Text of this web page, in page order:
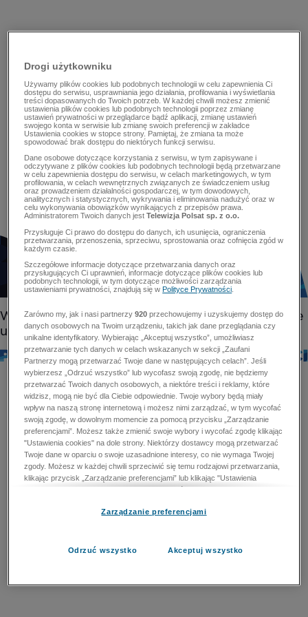
Drogi użytkowniku
Używamy plików cookies lub podobnych technologii w celu zapewnienia Ci
dostępu do serwisu, usprawniania jego działania, profilowania i wyświetlania
treści dopasowanych do Twoich potrzeb. W każdej chwili możesz zmienić
ustawienia plików cookies lub podobnych technologii poprzez zmianę
ustawień prywatności w przeglądarce bądź aplikacji, zmianę ustawień
swojego konta w serwisie lub zmianę swoich preferencji w zakładce
Ustawienia cookies w stopce strony. Pamiętaj, że zmiana ta może
spowodować brak dostępu do niektórych funkcji serwisu.
Dane osobowe dotyczące korzystania z serwisu, w tym zapisywane i
odczytywane z plików cookies lub podobnych technologii będą przetwarzane
w celu zapewnienia dostępu do serwisu, w celach marketingowych, w tym
profilowania, w celach wewnętrznych związanych ze świadczeniem usług
oraz prowadzeniem działalności gospodarczej, w tym dowodowych,
analitycznych i statystycznych, wykrywania i eliminowania nadużyć oraz w
celu wykonywania obowiązków wynikających z przepisów prawa.
Administratorem Twoich danych jestTelewizja Polsat sp. z o.o.
Przysługuje Ci prawo do dostępu do danych, ich usunięcia, ograniczenia
przetwarzania, przenoszenia, sprzeciwu, sprostowania oraz cofnięcia zgód w
każdym czasie.
Szczegółowe informacje dotyczące przetwarzania danych oraz
przysługujących Ci uprawnień, informacje dotyczące plików cookies lub
podobnych technologii, w tym dotyczące możliwości zarządzania
ustawieniami prywatności, znajdują się wPolityce Prywatności
Zarówno my, jak i nasi partnerzy920 przechowujemy i uzyskujemy dostęp do
danych osobowych na Twoim urządzeniu, takich jak dane przeglądania czy
unikalne identyfikatory. Wybierając „Akceptuj wszystko”, umożliwiasz
przetwarzanie tych danych w celach wskazanych w sekcji „Zaufani
Partnerzy mogą przetwarzać Twoje dane w następujących celach”. Jeśli
wybierzesz „Odrzuć wszystko” lub wycofasz swoją zgodę, nie będziemy
przetwarzać Twoich danych osobowych, a niektóre treści i reklamy, które
widzisz, mogą nie być dla Ciebie odpowiednie. Twoje wybory będą miały
wpływ na naszą stronę internetową i możesz nimi zarządzać, w tym wycofać
swoją zgodę, w dowolnym momencie za pomocą przycisku „Zarządzanie
preferencjami”. Możesz także zmienić swoje wybory i wycofać zgodę klikając
"Ustawienia cookies" na dole strony. Niektórzy dostawcy mogą przetwarzać
Twoje dane w oparciu o swoje uzasadnione interesy, co nie wymaga Twojej
zgody. Możesz w każdej chwili sprzeciwić się temu rodzajowi przetwarzania,
klikając przycisk „Zarządzanie preferencjami” lub klikając "Ustawienia
cookies" na dole strony. Nie możesz sprzeciwić się przetwarzaniu przez
zapobiegania oszustwom i naprawiania błędów, a w tym celu mogą zostać
przetwarzaniu danych osobowych w celu dostarczania i prezentacji reklam i
Zarządzanie preferencjami
Odrzuć wszystko Akceptuj wszystko